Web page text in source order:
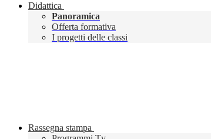
Didattica
Panoramica
Offerta formativa
I progetti delle classi
Rassegna stampa